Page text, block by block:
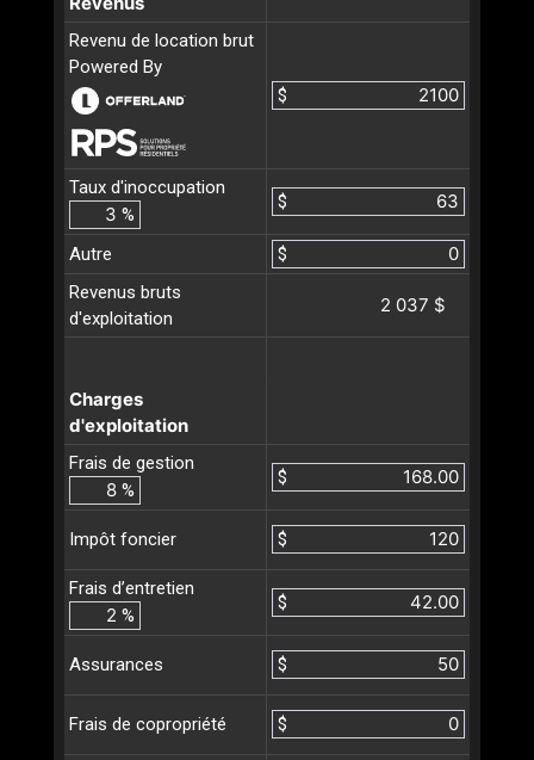
Revenu de location brut
Powered By
$
Taux d'inoccupation
%
$
Autre
$
Revenus bruts
d'exploitation
2 037 $
Charges
d'exploitation
Frais de gestion
%
$
Impôt foncier $
Frais d’entretien
%
$
Assurances $
Frais de copropriété $